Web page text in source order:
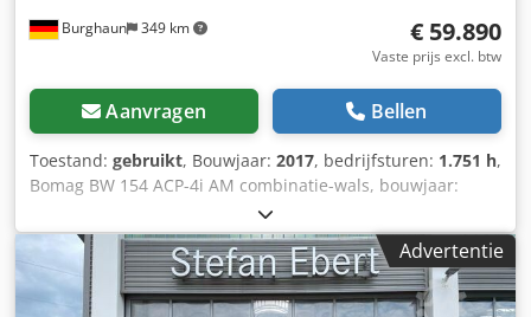
Burghaun 349 km € 59.890
Vaste prijs excl. btw
Aanvragen Bellen
Toestand: gebruikt, Bouwjaar: 2017, bedrijfsturen: 1.751 h,
Bomag BW 154 ACP-4i AM combinatie-wals, bouwjaar:
2017, draaiuren: slechts 1.751 uur, motor: Kubota [55,4
kW/75 pk], Asphalt Manager 2, asfaltsnijinrichting aan
beide zijden, gewicht: 7.400 kg, gladde trommelbekleding,
goede staat, direct inzetbaar. Op verzoek maken wij u
graag een lease- of financieringsvoorstel. De heer Mihm
Advertentie